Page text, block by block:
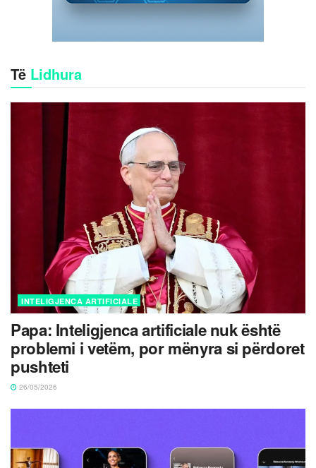
Të Lidhura
INTELIGJENCA ARTIFICIALE
Papa: Inteligjenca artificiale nuk është
problemi i vetëm, por mënyra si përdoret
pushteti
26/05/2026